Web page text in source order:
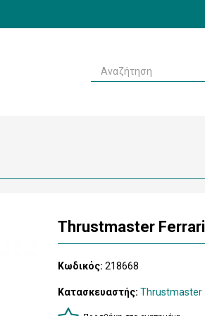
Thrustmaster
Κωδικός: 218668
Κατασκευαστής: Thrustmaster